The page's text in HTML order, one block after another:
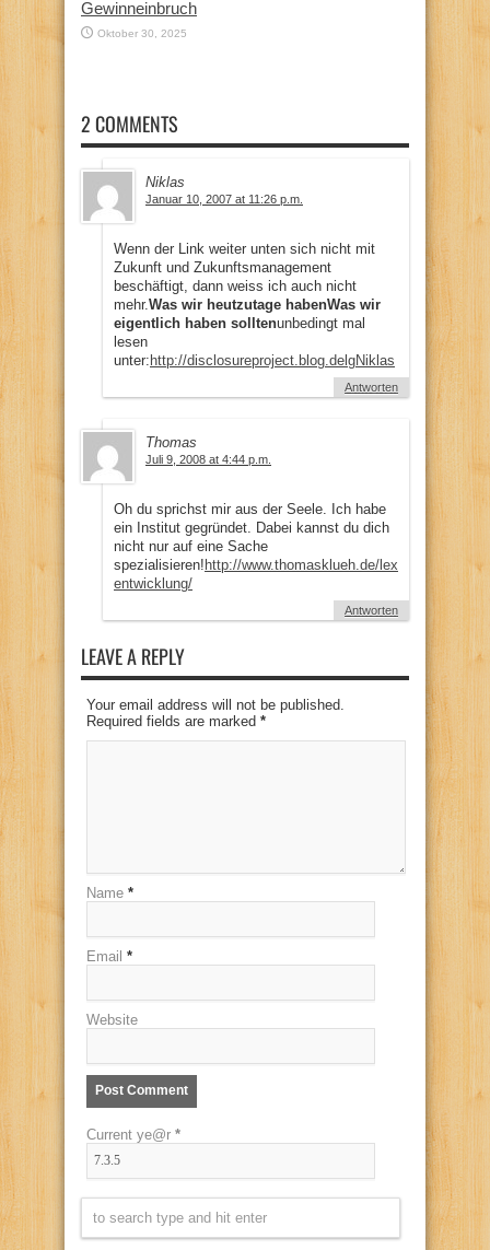
Gewinneinbruch
Oktober 30, 2025
2 COMMENTS
Niklas
Januar 10, 2007 at 11:26 p.m.
Wenn der Link weiter unten sich nicht mit
Zukunft und Zukunftsmanagement
beschäftigt, dann weiss ich auch nicht
mehr. Was wir heutzutage habenWas wir
eigentlich haben solltenunbedingt mal
lesen
unter:http://disclosureproject.blog.delgNiklas
Antworten
Thomas
Juli 9, 2008 at 4:44 p.m.
Oh du sprichst mir aus der Seele. Ich habe
ein Institut gegründet. Dabei kannst du dich
nicht nur auf eine Sache
spezialisieren!http://www.thomasklueh.de/lexikon/
entwicklung/
Antworten
LEAVE A REPLY
Your email address will not be published.
Required fields are marked *
Name *
Email *
Website
Current ye@r *